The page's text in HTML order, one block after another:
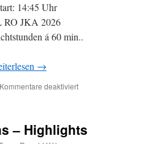
14:45 Uhr
RO JKA 2026
á 60 min..
→
Kommentare deaktiviert
– Highlights